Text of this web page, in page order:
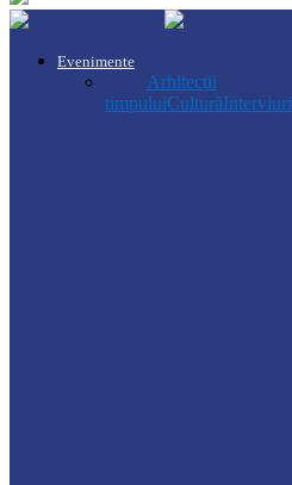
Evenimente
Arhitecții
timpuluiCulturăInterviuri